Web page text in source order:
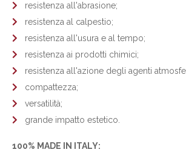
resistenza all'abrasione;
resistenza al calpestio;
resistenza all'usura e al tempo;
resistenza ai prodotti chimici;
resistenza all'azione degli agenti
compattezza;
versatilità;
grande impatto estetico.
100% MADE IN ITALY: